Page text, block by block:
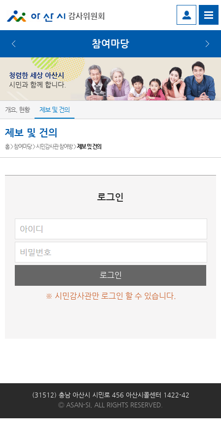
감사위원회
참여마당
청렴한 세상 아산시
시민과 함께 합니다.
개요, 현황 제보 및 건의
제보 및 건의
홈 > 참여마당 > 시민감사관 참여방 >제보 및 건의
로그인
※ 시민감사관만 로그인 할 수 있습니다.
(31512) 충남 아산시 시민로 456 아산시콜센터 1422-42
Ⓒ ASAN-SI, ALL RIGHTS RESERVED.